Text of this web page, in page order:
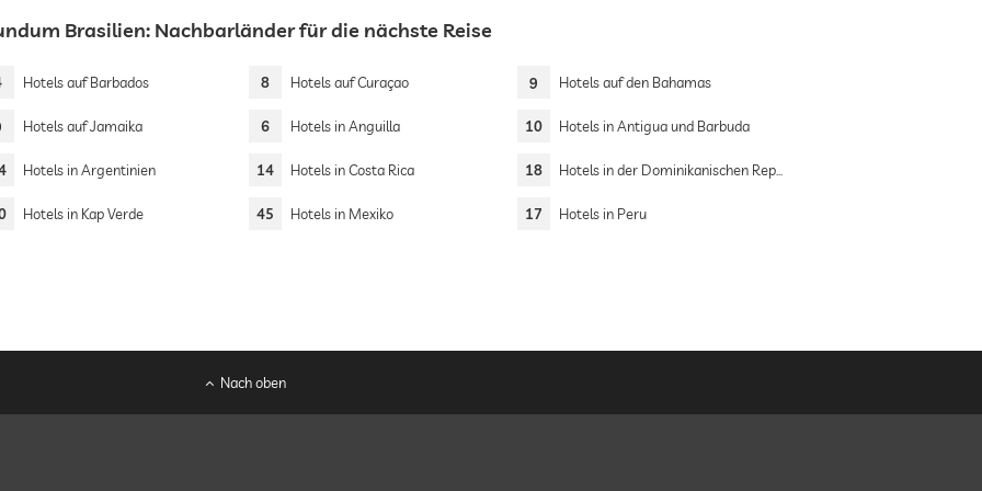
Brasilien: Nachbarländer für die nächste Reise
Hotels auf Barbados 8 Hotels auf Curaçao 9 Hotels auf den Bahamas
Hotels auf Jamaika 6 Hotels in Anguilla 10 Hotels in Antigua und Barbuda
Hotels in Argentinien 14 Hotels in Costa Rica 18 Hotels in der Dominikanischen Republik
Hotels in Kap Verde 45 Hotels in Mexiko 17 Hotels in Peru
Nach oben